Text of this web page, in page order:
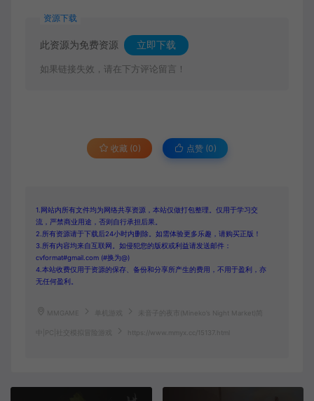
资源下载
此资源为免费资源 立即下载
如果链接失效，请在下方评论留言！
收藏 (0) 点赞 (0)
1.网站内所有文件均为网络共享资源，本站仅做打包整理。仅用于学习交
流，严禁商业用途，否则自行承担后果。
2.所有资源请于下载后24小时内删除。如需体验更多乐趣，请购买正版！
3.所有内容均来自互联网。如侵犯您的版权或利益请发送邮件：
cvformat#gmail.com (#换为@)
4.本站收费仅用于资源的保存、备份和分享所产生的费用，不用于盈利，亦
无任何盈利。
MMGAME 未音子的夜市(Mineko’s Night Market)简
中|PC|社交模拟冒险游戏 https://www.mmyx.cc/15137.html